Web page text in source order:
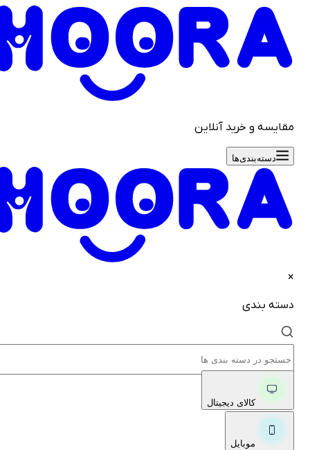
و خرید آنلاین
دسته‌بندی‌ها
بندی
کالای دیجیتال
موبایل